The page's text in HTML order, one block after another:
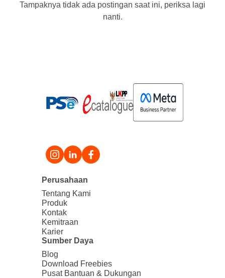
Tampaknya tidak ada postingan saat ini, periksa lagi
nanti.
Perusahaan
Tentang Kami
Produk
Kontak
Kemitraan
Karier
Sumber Daya
Blog
Download Freebies
Pusat Bantuan & Dukungan